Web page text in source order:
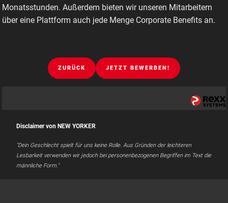
Monatsstunden. Außerdem bieten wir unseren Mitarbeitern
über eine Plattform auch jede Menge Corporate Benefits an.
ZURÜCK JETZT BEWERBEN!
Disclaimer von NEW YORKER
"Dein Geschlecht spielt für uns keine Rolle. Aus Gründen der leichteren
Lesbarkeit verwenden wir jedoch bei personenbezogenen Begriffen im Text die
männliche Form."